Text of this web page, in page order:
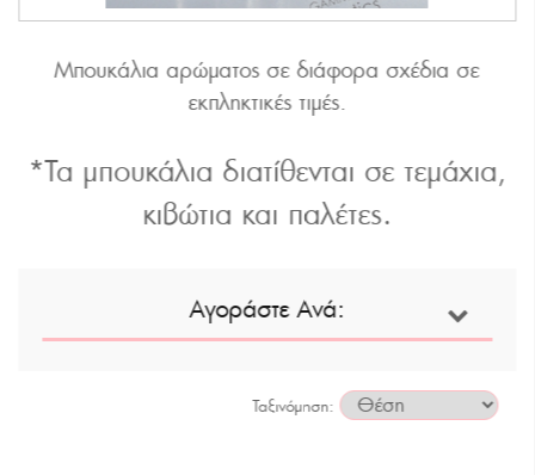
Μπουκάλια αρώματος σε διάφορα σχέδια σε
εκπληκτικές τιμές.
*Τα μπουκάλια διατίθενται σε τεμάχια,
κιβώτια και παλέτες.
Αγοράστε Ανά:
Ταξινόμηση